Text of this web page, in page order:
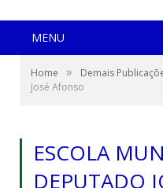
MENU
Home » Demais
José Afonso
ESCOLA
DEPUTADO